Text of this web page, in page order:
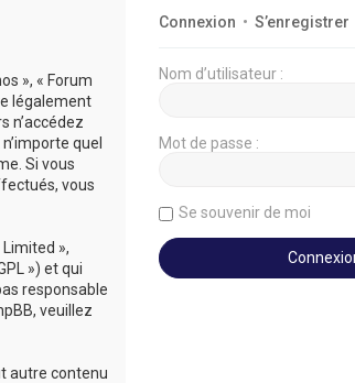
», « Forum
légalement
n’accédez
quel
Si vous
vous
»,
») et qui
responsable
veuillez
autre contenu
Connexion • S’enregistrer
Nom d’utilisateur :
Mot de passe :
Se souvenir de moi